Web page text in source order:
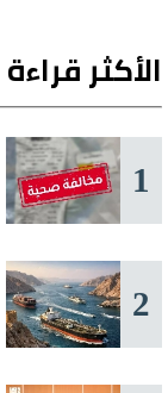
الأكثر قراءة
1
2